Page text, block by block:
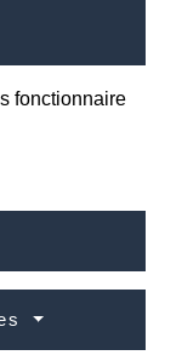
fonctionnaire